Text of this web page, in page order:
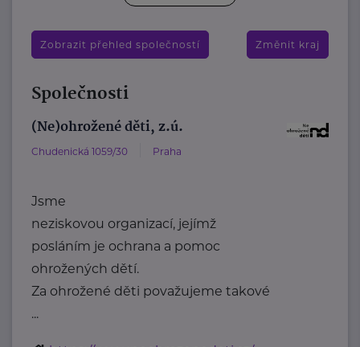
Zobrazit přehled společností Změnit kraj
Společnosti
(Ne)ohrožené děti, z.ú.
Chudenická 1059/30 Praha
Jsme
neziskovou organizací, jejímž
posláním je ochrana a pomoc
ohrožených dětí.
Za ohrožené děti považujeme takové
...